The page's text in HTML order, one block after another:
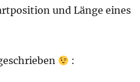
und Länge eines
: